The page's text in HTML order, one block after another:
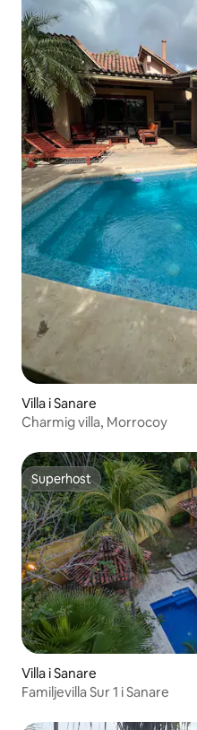
Villa i Sanare
Charmig villa, Morrocoy
Superhost
Superhost
Villa i Sanare
Familjevilla Sur 1 i Sanare